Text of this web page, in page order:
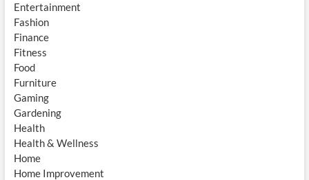
Entertainment
Fashion
Finance
Fitness
Food
Furniture
Gaming
Gardening
Health
Health & Wellness
Home
Home Improvement